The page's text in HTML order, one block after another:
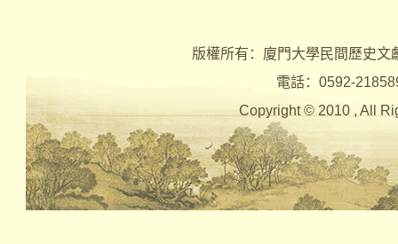
版權所有：廈門大學民間歷史
電話：0592-
Copyright © 2010 , All